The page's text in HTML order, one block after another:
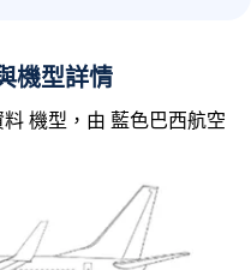
機型詳情
機型，由 藍色巴西航空